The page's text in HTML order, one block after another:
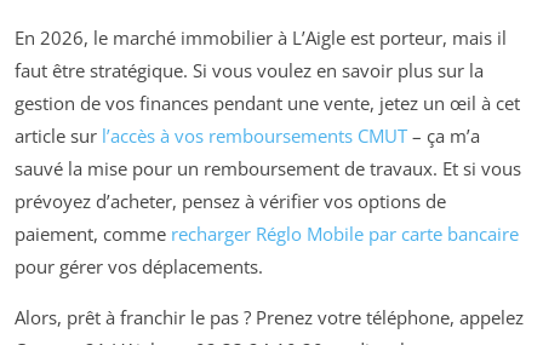
En 2026, le marché immobilier à L’Aigle est porteur, mais il
faut être stratégique. Si vous voulez en savoir plus sur la
gestion de vos finances pendant une vente, jetez un œil à cet
article sur l’accès à vos remboursements CMUT – ça m’a
sauvé la mise pour un remboursement de travaux. Et si vous
prévoyez d’acheter, pensez à vérifier vos options de
paiement, comme recharger Réglo Mobile par carte bancaire
pour gérer vos déplacements.
Alors, prêt à franchir le pas ? Prenez votre téléphone, appelez